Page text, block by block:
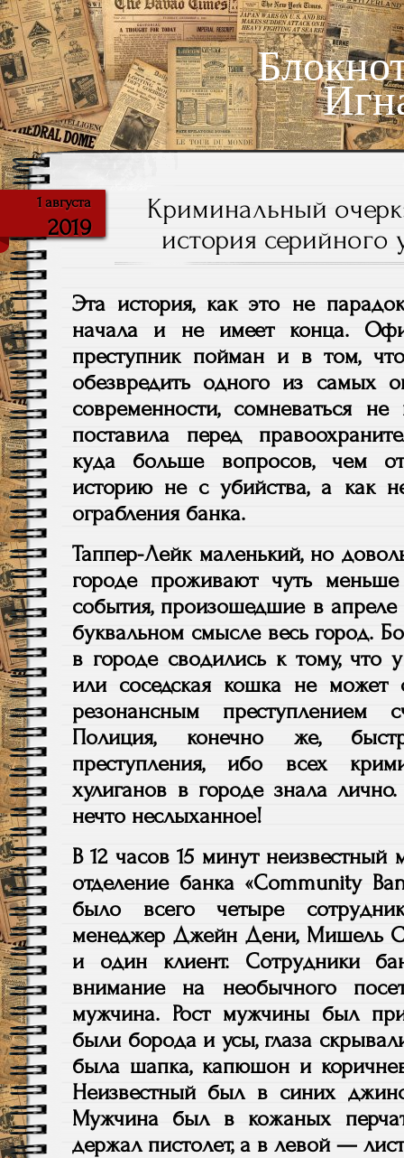
1 августа
2019
Криминальный
история серийного
Эта история, как это не
начала и не имеет конца.
преступник пойман и в том,
обезвредить одного из самых
современности, сомневаться
поставила перед
куда больше вопросов, чем
историю не с убийства, а как
ограбления банка.
Таппер-Лейк маленький, но
городе проживают чуть
события, произошедшие в апреле
буквальном смысле весь город.
в городе сводились к тому, что
или соседская кошка не может
резонансным преступлением
Полиция, конечно же,
преступления, ибо всех
хулиганов в городе знала
нечто неслыханное!
В 12 часов 15 минут
отделение банка «Community
было всего четыре
менеджер Джейн Дени, Мишель
и один клиент. Сотрудники
внимание на необычного
мужчина. Рост мужчины был
были борода и усы, глаза
была шапка, капюшон и
Неизвестный был в синих
Мужчина был в кожаных
держал пистолет, а в левой —